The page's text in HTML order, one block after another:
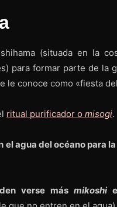
(situada en la
para formar parte de la
le conoce como «fiesta
ritual purificador o misogi.
el agua del océano para
verse másmikoshi